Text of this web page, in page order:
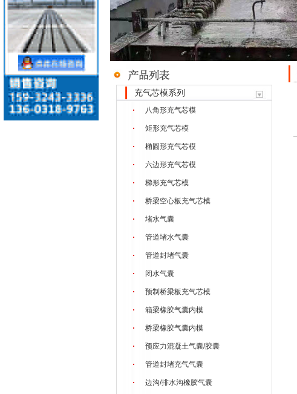
充气芯模系列
八角形充气芯模
矩形充气芯模
椭圆形充气芯模
六边形充气芯模
梯形充气芯模
桥梁空心板充气芯模
堵水气囊
管道堵水气囊
管道封堵气囊
闭水气囊
预制桥梁板充气芯模
箱梁橡胶气囊内模
桥梁橡胶气囊内模
预应力混凝土气囊/胶囊
管道封堵充气气囊
边沟/排水沟橡胶气囊